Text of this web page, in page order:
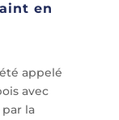
en
appelé
avec
la